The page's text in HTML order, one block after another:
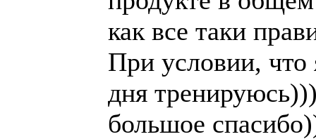
как все таки
При условии, что
дня
большое